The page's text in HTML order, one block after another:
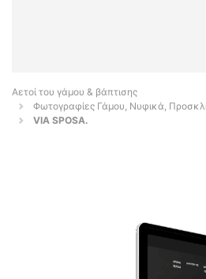
Αετοί του γάμου & βάπτισης
Φωτογραφίες Γάμου, Νυφικά,
VIA SPOSA.